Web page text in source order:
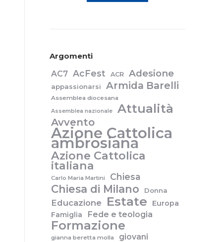
Argomenti
AC7 AcFest ACR Adesione
appassionarsi Armida Barelli
Assemblea diocesana
Assemblea nazionale Attualità
Avvento
Azione Cattolica
ambrosiana
Azione Cattolica
italiana
Carlo Maria Martini Chiesa
Chiesa di Milano Donna
Educazione Estate
Europa
Famiglia
Fede e teologia
Formazione
gianna beretta molla giovani